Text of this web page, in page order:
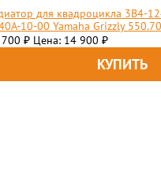
для квадроцикла 3B4-
10-00 Yamaha Grizzly
₽ Цена: 14 900 ₽